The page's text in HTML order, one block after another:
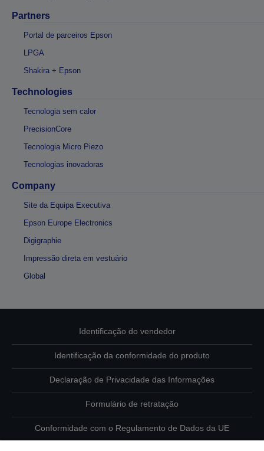
Partners
Portal de parceiros Epson
LPGA
Shakira + Epson
Technologies
Tecnologia sem calor
PrecisionCore
Tecnologia Micro Piezo
Tecnologias inovadoras
Company
Site da Equipa Executiva
Epson Europe Electronics
Digigraphie
Impressão direta em vestuário
Global
Identificação do vendedor
Identificação da conformidade do produto
Declaração de Privacidade das Informações
Formulário de retratação
Conformidade com o Regulamento de Dados da UE